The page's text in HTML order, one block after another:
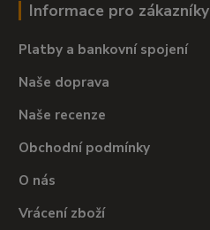
Informace pro zákazníky
Platby a bankovní spojení
Naše doprava
Naše recenze
Obchodní podmínky
O nás
Vrácení zboží